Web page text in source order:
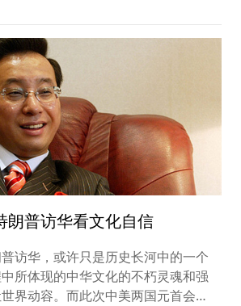
朗普访华看文化自信
访华，或许只是历史长河中的一个
所体现的中华文化的不朽灵魂和强
界动容。而此次中美两国元首会